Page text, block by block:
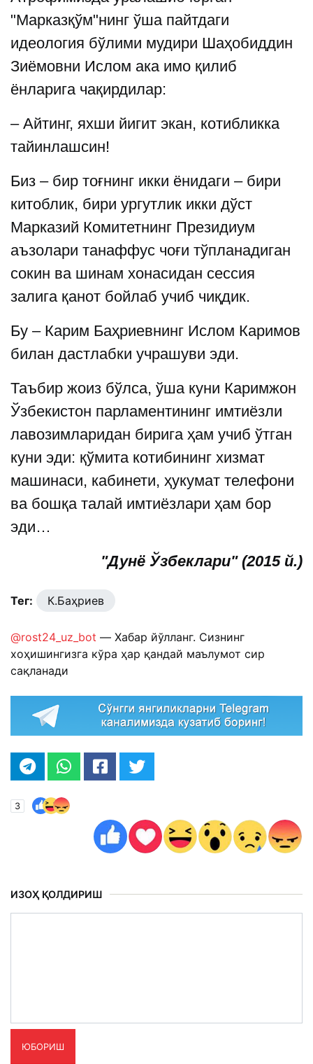
"Марказқўм"нинг ўша пайтдаги
идеология бўлими мудири Шаҳобиддин
Зиёмовни Ислом ака имо қилиб
ёнларига чақирдилар:
– Айтинг, яхши йигит экан, котибликка
тайинлашсин!
Биз – бир тоғнинг икки ёнидаги – бири
китоблик, бири ургутлик икки дўст
Марказий Комитетнинг Президиум
аъзолари танаффус чоғи тўпланадиган
сокин ва шинам хонасидан сессия
залига қанот бойлаб учиб чиқдик.
Бу – Карим Баҳриевнинг Ислом Каримов
билан дастлабки учрашуви эди.
Таъбир жоиз бўлса, ўша куни Каримжон
Ўзбекистон парламентининг имтиёзли
лавозимларидан бирига ҳам учиб ўтган
куни эди: қўмита котибининг хизмат
машинаси, кабинети, ҳукумат телефони
ва бошқа талай имтиёзлари ҳам бор
эди…
"Дунё Ўзбеклари" (2015 й.)
Тег: К.Баҳриев
@rost24_uz_bot — Хабар йўлланг. Сизнинг
хоҳишингизга кўра ҳар қандай маълумот сир
сақланади
3
ИЗОҲ ҚОЛДИРИШ
ЮБОРИШ